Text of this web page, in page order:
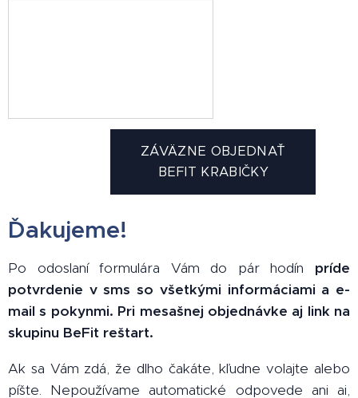
ZÁVÄZNE OBJEDNAŤ
BEFIT KRABIČKY
Ďakujeme!
Po odoslaní formulára Vám do pár hodín príde
potvrdenie v sms so všetkými informáciami a e-
mail s pokynmi. Pri mesašnej objednávke aj link na
skupinu BeFit reštart.
Ak sa Vám zdá, že dlho čakáte, kľudne volajte alebo
píšte. Nepoužívame automatické odpovede ani ai,